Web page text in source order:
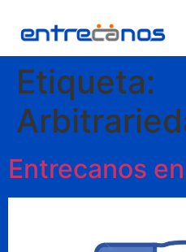
Etiqueta:
Entrecanos